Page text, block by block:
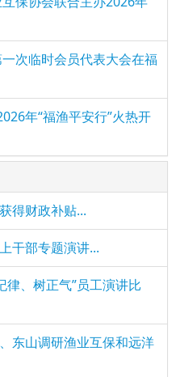
次临时会员代表大会在福
年“福渔平安行”火热开
得财政补贴...
干部专题演讲...
律、树正气”员工演讲比
东山调研渔业互保和远洋